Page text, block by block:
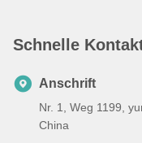
Schnelle
Anschrift
Nr. 1, Weg 1199,
China